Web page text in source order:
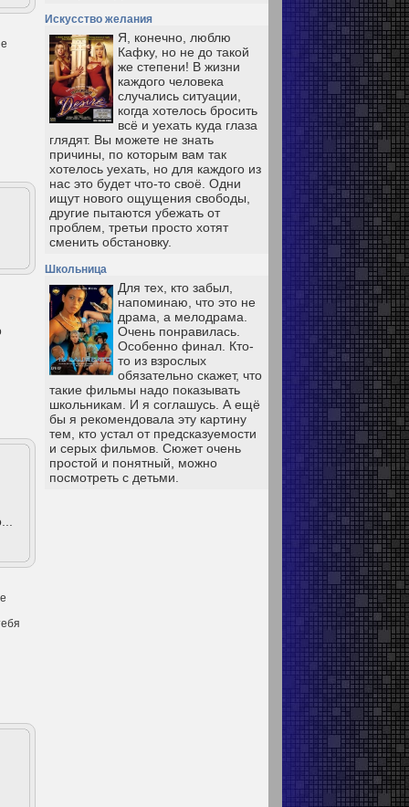
Искусство желания
Я, конечно, люблю
Кафку, но не до такой
же степени! В жизни
каждого человека
случались ситуации,
когда хотелось бросить
всё и уехать куда глаза
глядят. Вы можете не знать
причины, по которым вам так
хотелось уехать, но для каждого из
нас это будет что-то своё. Одни
ищут нового ощущения свободы,
другие пытаются убежать от
проблем, третьи просто хотят
сменить обстановку.
Школьница
Для тех, кто забыл,
напоминаю, что это не
драма, а мелодрама.
Очень понравилась.
Особенно финал. Кто-
то из взрослых
обязательно скажет, что
такие фильмы надо показывать
школьникам. И я соглашусь. А ещё
бы я рекомендовала эту картину
тем, кто устал от предсказуемости
и серых фильмов. Сюжет очень
простой и понятный, можно
посмотреть с детьми.